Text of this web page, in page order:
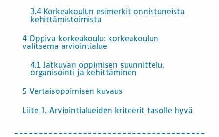
3.4 Korkeakoulun esimerkit onnistuneista
kehittämistoimista
4 Oppiva korkeakoulu: korkeakoulun
valitsema arviointialue
4.1 Jatkuvan oppimisen suunnittelu,
organisointi ja kehittäminen
5 Vertaisoppimisen kuvaus
Liite 1. Arviointialueiden kriteerit tasolle hyvä